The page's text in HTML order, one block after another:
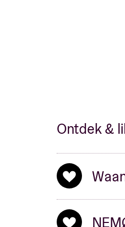
Aaft a uuk
Ontdek &